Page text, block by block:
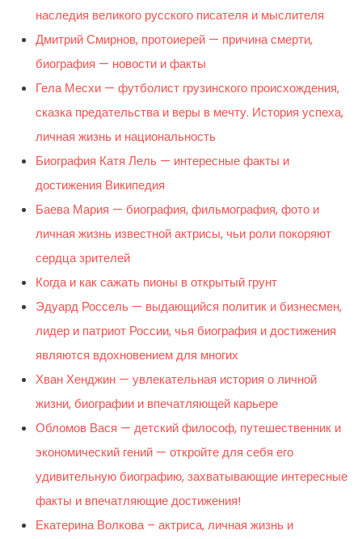
наследия великого русского писателя и мыслителя
Дмитрий Смирнов, протоиерей — причина смерти,
биография — новости и факты
Гела Месхи — футболист грузинского происхождения,
сказка предательства и веры в мечту. История успеха,
личная жизнь и национальность
Биография Катя Лель — интересные факты и
достижения Википедия
Баева Мария — биография, фильмография, фото и
личная жизнь известной актрисы, чьи роли покоряют
сердца зрителей
Когда и как сажать пионы в открытый грунт
Эдуард Россель — выдающийся политик и бизнесмен,
лидер и патриот России, чья биография и достижения
являются вдохновением для многих
Хван Хенджин — увлекательная история о личной
жизни, биографии и впечатляющей карьере
Обломов Вася — детский философ, путешественник и
экономический гений — откройте для себя его
удивительную биографию, захватывающие интересные
факты и впечатляющие достижения!
Екатерина Волкова – актриса, личная жизнь и